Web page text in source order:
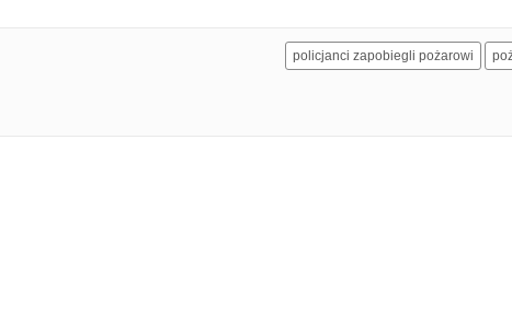
policjanci zapobiegli pożarowi